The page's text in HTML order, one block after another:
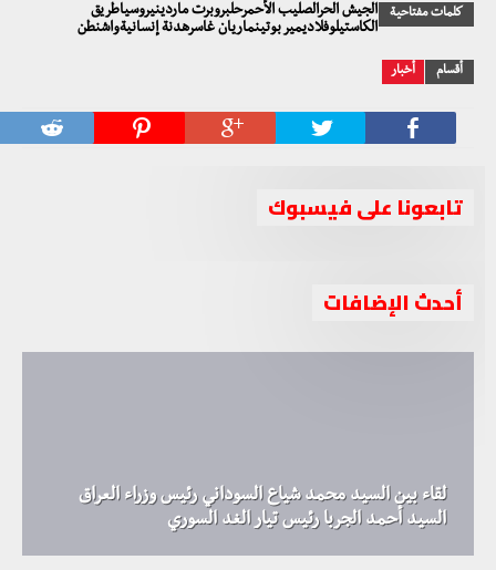
كلمات مفتاحية
الجيش الحرالصليب الأحمرحلبروبرت ماردينيروسياطريق
الكاستيلوفلاديمير بوتينماريان غاسرهدنة إنسانيةواشنطن
أقسام أخبار
تابعونا على فيسبوك
أحدث الإضافات
لقاء بين السيد محمد شياع السوداني رئيس وزراء العراق
السيد أحمد الجربا رئيس تيار الغد السوري